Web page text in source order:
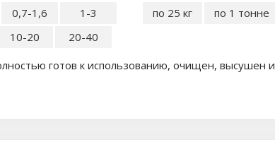
0,7-1,6
1-3
10-20 20-40
по 25 кг
по 1 тонне
готов к использованию, очищен, высушен и